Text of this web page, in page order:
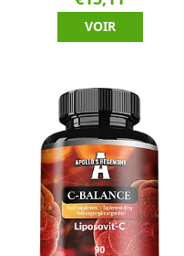
VOIR